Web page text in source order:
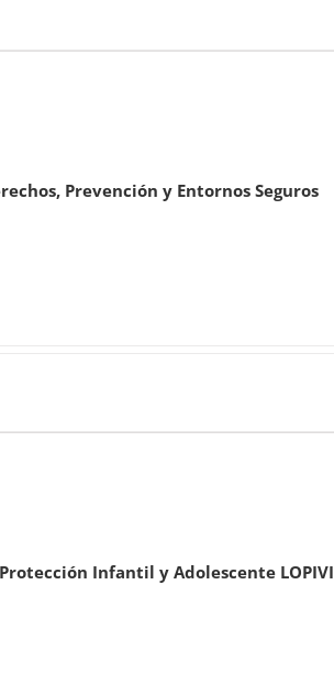
Prevención y Entornos Seguros
Infantil y Adolescente LOPIVI